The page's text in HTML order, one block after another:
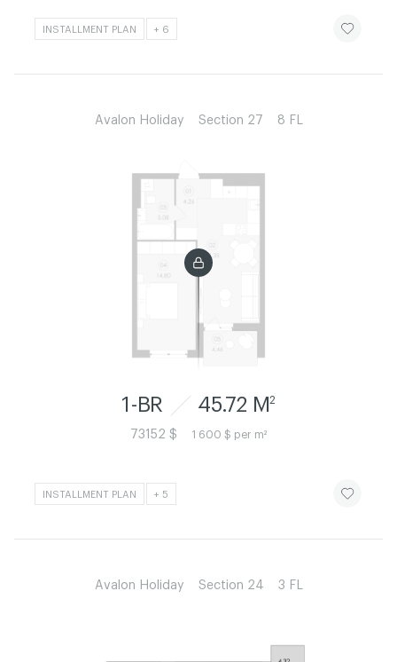
INSTALLMENT PLAN + 6 ЧИТАТИ
Avalon Holiday Section 27 8 FL
1-BR 45.72 M 2
73152 $ 1 600 $ per m²
INSTALLMENT PLAN + 5 ЧИТАТИ
Avalon Holiday Section 24 3 FL